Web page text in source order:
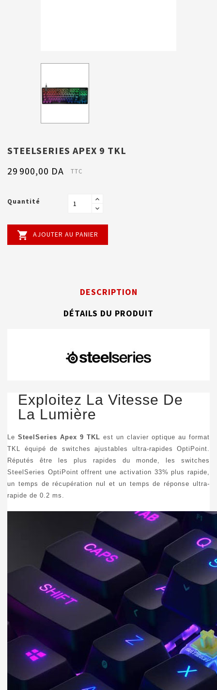
STEELSERIES APEX 9 TKL
29 900,00 DA
TTC
Quantité
 AJOUTER AU PANIER
DESCRIPTION
DÉTAILS DU PRODUIT
Exploitez La Vitesse De
La Lumière
Le SteelSeries Apex 9 TKL est un clavier optique au format
TKL équipé de switches ajustables ultra-rapides OptiPoint.
Réputés être les plus rapides du monde, les switches
SteelSeries OptiPoint offrent une activation 33% plus rapide,
un temps de récupération nul et un temps de réponse ultra-
rapide de 0.2 ms.